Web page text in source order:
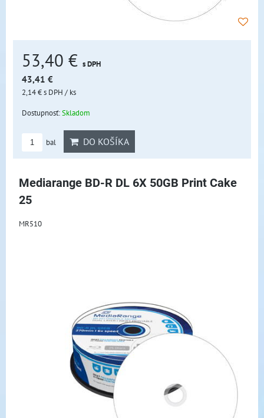
53,40 € s DPH
43,41 €
2,14 €s DPH / ks
Dostupnosť:Skladom
bal DO KOŠÍKA
Mediarange BD-R DL 6X 50GB Print Cake
25
MR510